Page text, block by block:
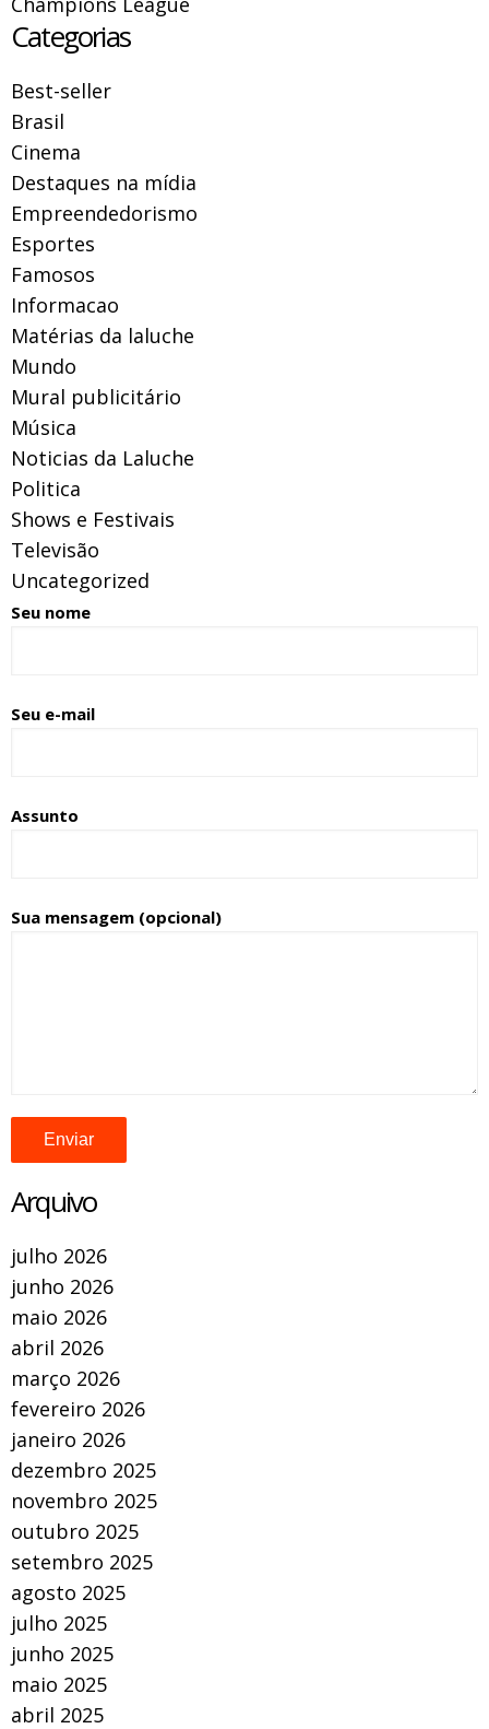
Categorias
Best-seller
Brasil
Cinema
Destaques na mídia
Empreendedorismo
Esportes
Famosos
Informacao
Matérias da laluche
Mundo
Mural publicitário
Música
Noticias da Laluche
Politica
Shows e Festivais
Televisão
Uncategorized
Seu nome
Seu e-mail
Assunto
Sua mensagem (opcional)
Arquivo
julho 2026
junho 2026
maio 2026
abril 2026
março 2026
fevereiro 2026
janeiro 2026
dezembro 2025
novembro 2025
outubro 2025
setembro 2025
agosto 2025
julho 2025
junho 2025
maio 2025
abril 2025